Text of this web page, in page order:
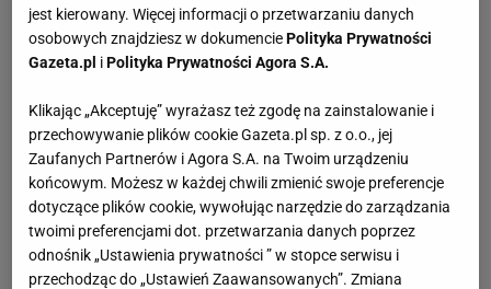
jest kierowany. Więcej informacji o przetwarzaniu danych
osobowych znajdziesz w dokumenciePolityka Prywatności
Gazeta.pl iPolityka Prywatności Agora S.A.
Klikając „Akceptuję” wyrażasz też zgodę na zainstalowanie i
przechowywanie plików cookie Gazeta.pl sp. z o.o., jej
Zaufanych Partnerów i Agora S.A. na Twoim urządzeniu
końcowym. Możesz w każdej chwili zmienić swoje preferencje
dotyczące plików cookie, wywołując narzędzie do zarządzania
twoimi preferencjami dot. przetwarzania danych poprzez
odnośnik „Ustawienia prywatności ” w stopce serwisu i
przechodząc do „Ustawień Zaawansowanych”. Zmiana